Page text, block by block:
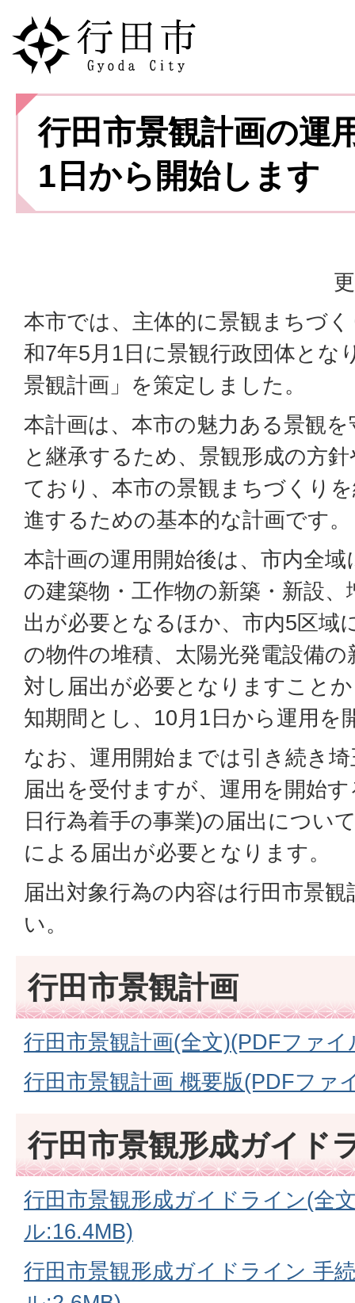
行田市景観計画の運
1日から開始します
本市では、主体的に景観まちづ
和7年5月1日に景観行政団体とな
景観計画」を策定しました。
本計画は、本市の魅力ある景観
と継承するため、景観形成の方
ており、本市の景観まちづくり
進するための基本的な計画です。
本計画の運用開始後は、市内全
の建築物・工作物の新築・新設
出が必要となるほか、市内5区域
の物件の堆積、太陽光発電設備
対し届出が必要となりますこと
知期間とし、10月1日から運用を
なお、運用開始までは引き続き
届出を受付ますが、運用を開始
日行為着手の事業)の届出につい
による届出が必要となります。
届出対象行為の内容は行田市景
い。
行田市景観計画
行田市景観計画(全文)(PDFファイ
行田市景観計画 概要版(PDFファ
行田市景観形成ガイド
行田市景観形成ガイドライン(全
ル:16.4MB)
行田市景観形成ガイドライン 手